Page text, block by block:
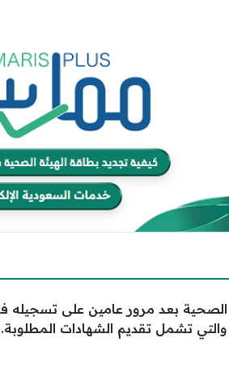
الصحية بعد مرور عامين على
تشمل تقديم الشهادات المطلوبة.